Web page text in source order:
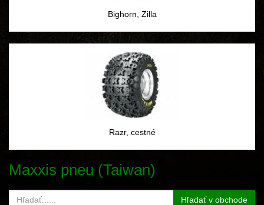
Bighorn, Zilla
Razr, cestné
Maxxis pneu (Taiwan)
Hľadať v obchode